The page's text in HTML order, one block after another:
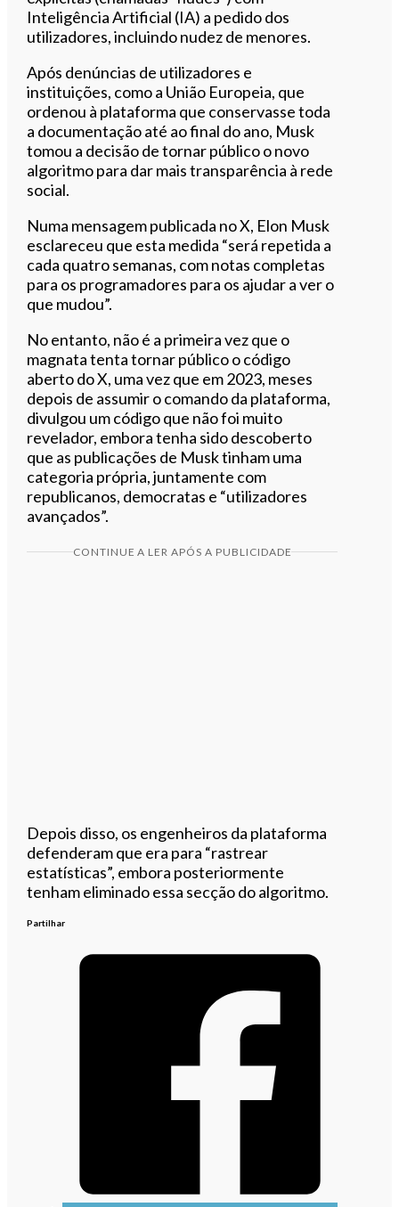
Inteligência Artificial (IA) a pedido dos
utilizadores, incluindo nudez de menores.
Após denúncias de utilizadores e
instituições, como a União Europeia, que
ordenou à plataforma que conservasse toda
a documentação até ao final do ano, Musk
tomou a decisão de tornar público o novo
algoritmo para dar mais transparência à rede
social.
Numa mensagem publicada no X, Elon Musk
esclareceu que esta medida “será repetida a
cada quatro semanas, com notas completas
para os programadores para os ajudar a ver o
que mudou”.
No entanto, não é a primeira vez que o
magnata tenta tornar público o código
aberto do X, uma vez que em 2023, meses
depois de assumir o comando da plataforma,
divulgou um código que não foi muito
revelador, embora tenha sido descoberto
que as publicações de Musk tinham uma
categoria própria, juntamente com
republicanos, democratas e “utilizadores
avançados”.
CONTINUE A LER APÓS A PUBLICIDADE
Depois disso, os engenheiros da plataforma
defenderam que era para “rastrear
estatísticas”, embora posteriormente
tenham eliminado essa secção do algoritmo.
Partilhar